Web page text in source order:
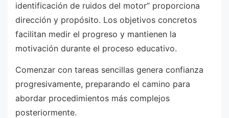
identificación de ruidos del motor” proporciona
dirección y propósito. Los objetivos concretos
facilitan medir el progreso y mantienen la
motivación durante el proceso educativo.
Comenzar con tareas sencillas genera confianza
progresivamente, preparando el camino para
abordar procedimientos más complejos
posteriormente.